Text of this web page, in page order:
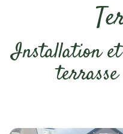
Installation